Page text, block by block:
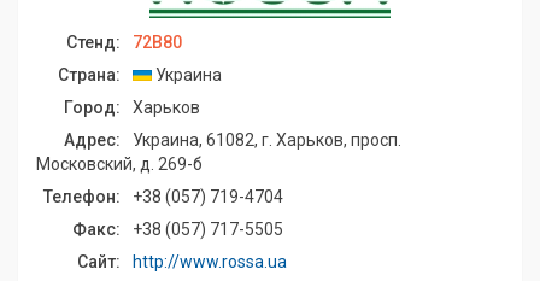
Стенд:
72B80
Страна:
Украина
Город:
Харьков
Адрес:
Украина, 61082, г. Харьков, просп.
Московский, д. 269-б
Телефон:
+38 (057) 719-4704
Факс:
+38 (057) 717-5505
Сайт:
http://www.rossa.ua